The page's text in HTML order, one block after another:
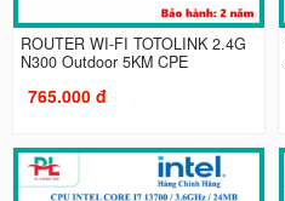
ROUTER WI-FI TOTOLINK 2.4G
N300 Outdoor 5KM CPE
765.000 đ